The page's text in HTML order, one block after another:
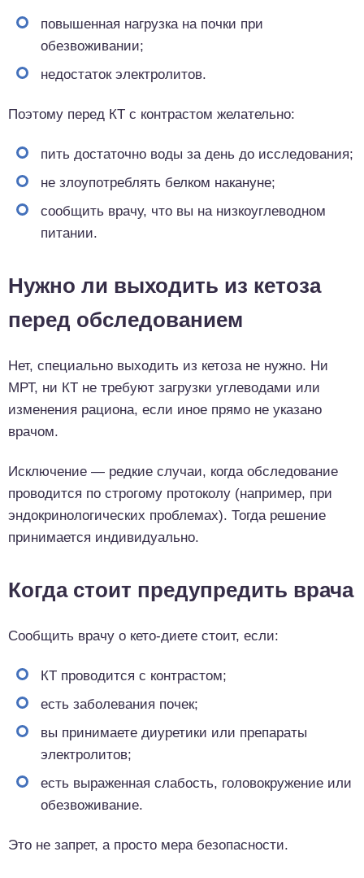
повышенная нагрузка на почки при
обезвоживании;
недостаток электролитов.
Поэтому перед КТ с контрастом желательно:
пить достаточно воды за день до исследования;
не злоупотреблять белком накануне;
сообщить врачу, что вы на низкоуглеводном
питании.
Нужно ли выходить из кетоза
перед обследованием
Нет, специально выходить из кетоза не нужно. Ни
МРТ, ни КТ не требуют загрузки углеводами или
изменения рациона, если иное прямо не указано
врачом.
Исключение — редкие случаи, когда обследование
проводится по строгому протоколу (например, при
эндокринологических проблемах). Тогда решение
принимается индивидуально.
Когда стоит предупредить врача
Сообщить врачу о кето-диете стоит, если:
КТ проводится с контрастом;
есть заболевания почек;
вы принимаете диуретики или препараты
электролитов;
есть выраженная слабость, головокружение или
обезвоживание.
Это не запрет, а просто мера безопасности.